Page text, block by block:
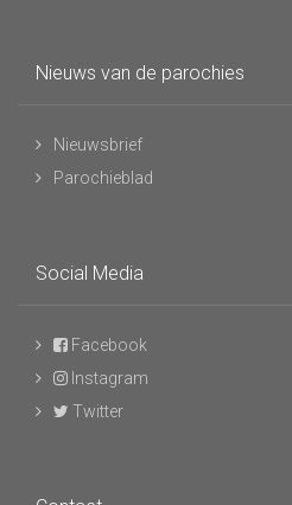
Nieuws van de parochies
Nieuwsbrief
Parochieblad
Social Media
Facebook
Instagram
Twitter